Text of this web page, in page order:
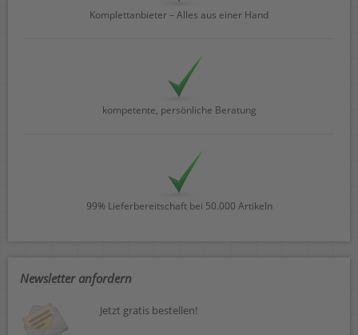
Komplettanbieter – Alles aus einer Hand
kompetente, persönliche Beratung
99% Lieferbereitschaft bei 50.000 Artikeln
Newsletter anfordern
Jetzt gratis bestellen!